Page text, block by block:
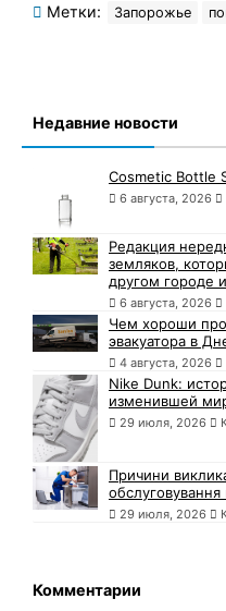
Метки: Запорожье
Недавние новости
Cosmetic Bottle
6 августа, 2026
Редакция
земляков,
другом городе
6 августа, 2026
Чем хороши
эвакуатора в
4 августа, 2026
Nike Dunk:
изменившей
29 июля, 2026
Причини
обслуговування
29 июля, 2026
Комментарии